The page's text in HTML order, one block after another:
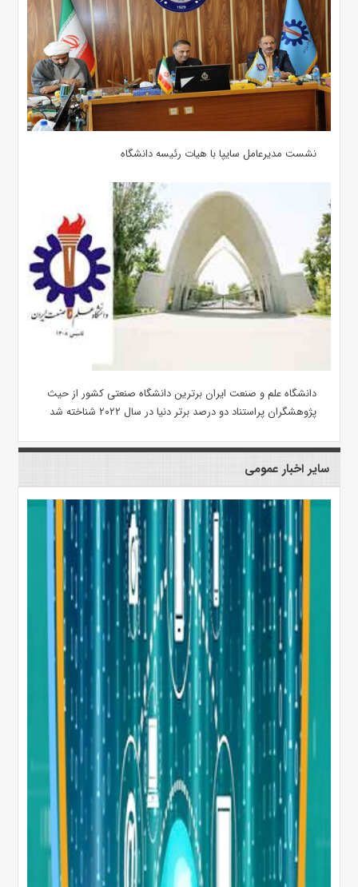
نشست مدیرعامل سایپا با هیات رئیسه دانشگاه
دانشگاه علم و صنعت ایران برترین دانشگاه‌ صنعتی کشور از حیث
پژوهشگران پراستناد دو درصد برتر دنیا در سال ۲۰۲۲ شناخته شد
سایر اخبار عمومی